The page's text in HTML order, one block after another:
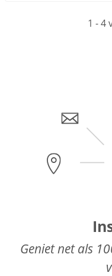
1 - 4
Geniet net als